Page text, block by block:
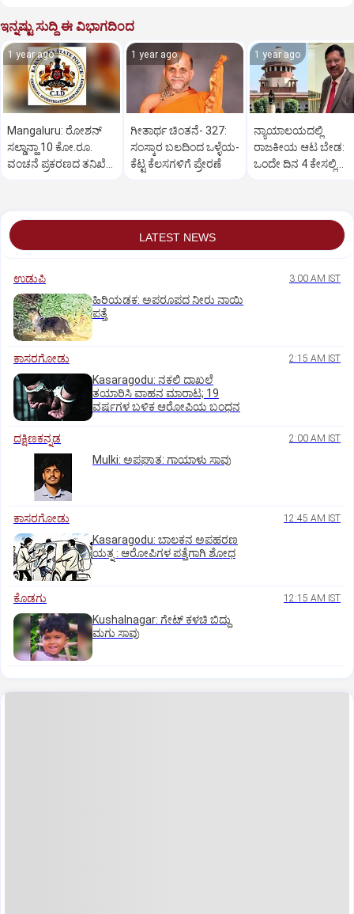
ಇನ್ನಷ್ಟು ಸುದ್ದಿ ಈ ವಿಭಾಗದಿಂದ
1 year ago
Mangaluru: ರೋಶನ್‌
ಸಲ್ಡಾನ್ಹಾ 10 ಕೋ.ರೂ.
ವಂಚನೆ ಪ್ರಕರಣದ ತನಿಖೆ
1 year ago
ಗೀತಾರ್ಥ ಚಿಂತನೆ- 327:
ಸಂಸ್ಕಾರ ಬಲದಿಂದ ಒಳ್ಳೆಯ-
ಕೆಟ್ಟ ಕೆಲಸಗಳಿಗೆ ಪ್ರೇರಣೆ
1 year ago
ನ್ಯಾಯಾಲಯದಲ್ಲಿ
ರಾಜಕೀಯ ಆಟ ಬೇಡ:
ಒಂದೇ ದಿನ 4 ಕೇಸಲ್ಲಿ
LATEST NEWS
ಉಡುಪಿ 3:00 AM IST
ಹಿರಿಯಡಕ: ಅಪರೂಪದ ನೀರು ನಾಯಿ
ಪತ್ತೆ
ಕಾಸರಗೋಡು 2:15 AM IST
Kasaragodu: ನಕಲಿ ದಾಖಲೆ
ತಯಾರಿಸಿ ವಾಹನ ಮಾರಾಟ; 19
ವರ್ಷಗಳ ಬಳಿಕ ಆರೋಪಿಯ ಬಂಧನ
ದಕ್ಷಿಣಕನ್ನಡ 2:00 AM IST
Mulki: ಅಪಘಾತ: ಗಾಯಾಳು ಸಾವು
ಕಾಸರಗೋಡು 12:45 AM IST
Kasaragodu: ಬಾಲಕನ ಅಪಹರಣ
ಯತ್ನ : ಆರೋಪಿಗಳ ಪತ್ತೆಗಾಗಿ ಶೋಧ
ಕೊಡಗು 12:15 AM IST
Kushalnagar: ಗೇಟ್ ಕಳಚಿ ಬಿದ್ದು
ಮಗು ಸಾವು